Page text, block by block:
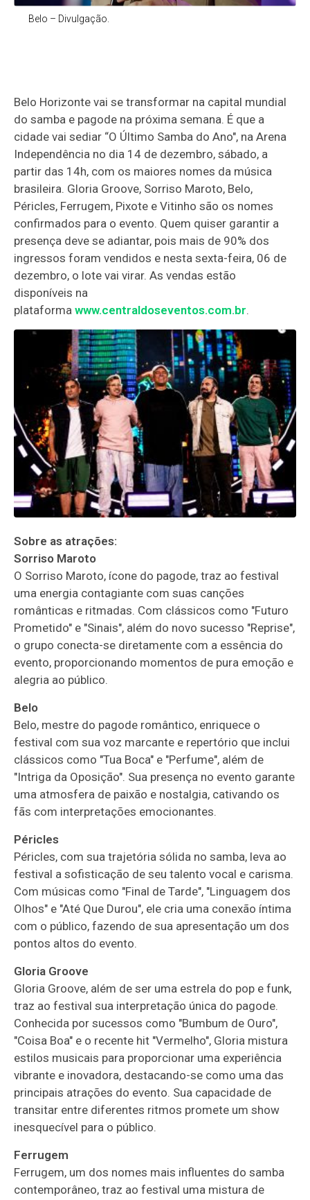
Belo – Divulgação.
Belo Horizonte vai se transformar na capital mundial
do samba e pagode na próxima semana. É que a
cidade vai sediar “O Último Samba do Ano", na Arena
Independência no dia 14 de dezembro, sábado, a
partir das 14h, com os maiores nomes da música
brasileira. Gloria Groove, Sorriso Maroto, Belo,
Péricles, Ferrugem, Pixote e Vitinho são os nomes
confirmados para o evento. Quem quiser garantir a
presença deve se adiantar, pois mais de 90% dos
ingressos foram vendidos e nesta sexta-feira, 06 de
dezembro, o lote vai virar. As vendas estão
disponíveis na
plataformawww.centraldoseventos.com.br.
Sobre as atrações:
Sorriso Maroto
O Sorriso Maroto, ícone do pagode, traz ao festival
uma energia contagiante com suas canções
românticas e ritmadas. Com clássicos como "Futuro
Prometido" e "Sinais", além do novo sucesso "Reprise",
o grupo conecta-se diretamente com a essência do
evento, proporcionando momentos de pura emoção e
alegria ao público.
Belo
Belo, mestre do pagode romântico, enriquece o
festival com sua voz marcante e repertório que inclui
clássicos como "Tua Boca" e "Perfume", além de
"Intriga da Oposição". Sua presença no evento garante
uma atmosfera de paixão e nostalgia, cativando os
fãs com interpretações emocionantes.
Péricles
Péricles, com sua trajetória sólida no samba, leva ao
festival a sofisticação de seu talento vocal e carisma.
Com músicas como "Final de Tarde", "Linguagem dos
Olhos" e "Até Que Durou", ele cria uma conexão íntima
com o público, fazendo de sua apresentação um dos
pontos altos do evento.
Gloria Groove
Gloria Groove, além de ser uma estrela do pop e funk,
traz ao festival sua interpretação única do pagode.
Conhecida por sucessos como "Bumbum de Ouro",
"Coisa Boa" e o recente hit "Vermelho", Gloria mistura
estilos musicais para proporcionar uma experiência
vibrante e inovadora, destacando-se como uma das
principais atrações do evento. Sua capacidade de
transitar entre diferentes ritmos promete um show
inesquecível para o público.
Ferrugem
Ferrugem, um dos nomes mais influentes do samba
contemporâneo, traz ao festival uma mistura de